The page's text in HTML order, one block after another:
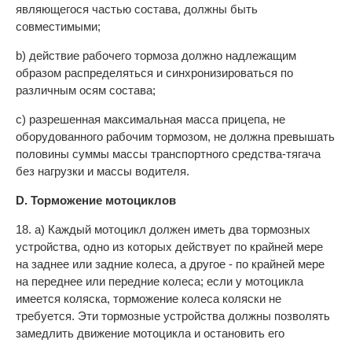
являющегося частью состава, должны быть
совместимыми;
b) действие рабочего тормоза должно надлежащим
образом распределяться и синхронизироваться по
различным осям состава;
с) разрешенная максимальная масса прицепа, не
оборудованного рабочим тормозом, не должна превышать
половины суммы массы транспортного средства-тягача
без нагрузки и массы водителя.
D. Торможение мотоциклов
18. а) Каждый мотоцикл должен иметь два тормозных
устройства, одно из которых действует по крайней мере
на заднее или задние колеса, а другое - по крайней мере
на переднее или передние колеса; если у мотоцикла
имеется коляска, торможение колеса коляски не
требуется. Эти тормозные устройства должны позволять
замедлить движение мотоцикла и остановить его